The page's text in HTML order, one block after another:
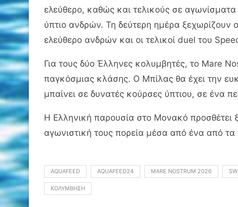
ελεύθερο, καθώς και τελικούς σε
ύπτιο ανδρών. Τη δεύτερη ημέρα
ελεύθερο ανδρών και οι τελικοί duel του
Για τους δύο Έλληνες κολυμβητές, το Mare
παγκόσμιας κλάσης. Ο Μπίλας θα έχει την
μπαίνει σε δυνατές κούρσες ύπτιου, σε ένα
Η Ελληνική παρουσία στο Μονακό προσθέτει
αγωνιστική τους πορεία μέσα από ένα από
AQUAFEED AQUAFEED24 MARE NOSTRUM 2026
ΚΟΛΎΜΒΗΣΗ